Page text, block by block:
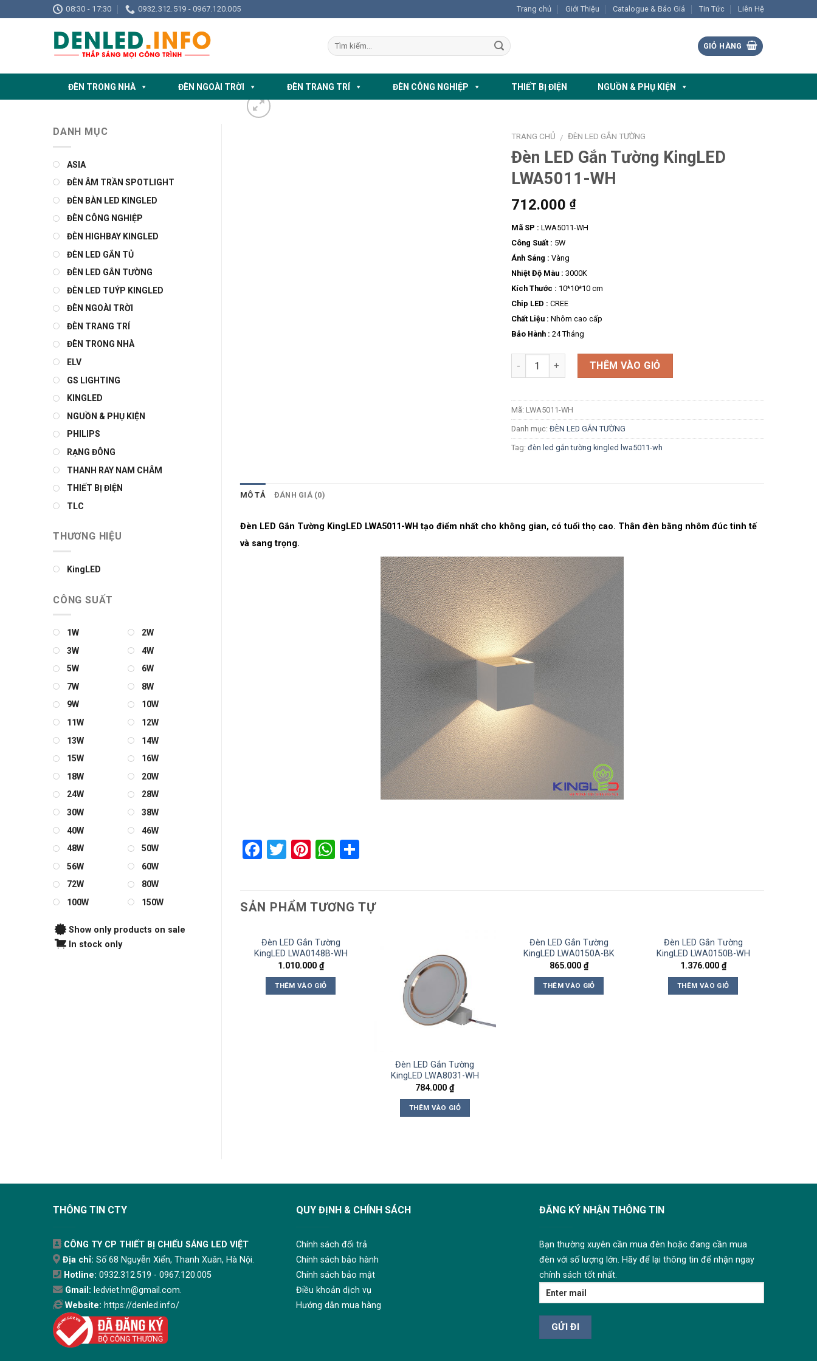
to
08:30 - 17:30 0932.312.519 - 0967.120.005 Trang chủ Giới Thiệu Catalogue & Báo Giá Tin Tức Liên Hệ
GIỎ HÀNG
ĐÈN TRONG NHÀ ĐÈN NGOÀI TRỜI ĐÈN TRANG TRÍ ĐÈN CÔNG NGHIỆP THIẾT BỊ ĐIỆN NGUỒN & PHỤ KIỆN
TRANG CHỦ / ĐÈN LED GẮN TƯỜNG
Đèn LED Gắn Tường KingLED
LWA5011-WH
712.000 ₫
Mã SP : LWA5011-WH
Công Suất : 5W
Ánh Sáng : Vàng
Nhiệt Độ Màu : 3000K
Kích Thước : 10*10*10 cm
Chip LED : CREE
Chất Liệu : Nhôm cao cấp
Bảo Hành : 24 Tháng
Số lượng THÊM VÀO GIỎ
Mã: LWA5011-WH
Danh mục: ĐÈN LED GẮN TƯỜNG
Tag: đèn led gắn tường kingled lwa5011-wh
MÔ TẢ ĐÁNH GIÁ (0)
Đèn LED Gắn Tường KingLED LWA5011-WHtạo điểm nhất cho không gian, có tuổi thọ cao. Thân đèn bằng nhôm đúc tinh tế
và sang trọng.
Facebook
Twitter
Pinterest
WhatsApp
SẢN PHẨM TƯƠNG TỰ
Đèn LED Gắn Tường
KingLED LWA0148B-WH
1.010.000 ₫
THÊM VÀO GIỎ
Đèn LED Gắn Tường
KingLED LWA8031-WH
784.000₫
THÊM VÀO GIỎ
Đèn LED Gắn Tường
KingLED LWA0150A-BK
865.000₫
THÊM VÀO GIỎ
Đèn LED Gắn Tường
KingLED LWA0150B-WH
1.376.000 ₫
THÊM VÀO GIỎ
LED Gắn Tường
DANH MỤC
ASIA
ĐÈN ÂM TRẦN SPOTLIGHT
ĐÈN BÀN LED KINGLED
ĐÈN CÔNG NGHIỆP
ĐÈN HIGHBAY KINGLED
ĐÈN LED GẮN TỦ
ĐÈN LED GẮN TƯỜNG
ĐÈN LED TUÝP KINGLED
ĐÈN NGOÀI TRỜI
ĐÈN TRANG TRÍ
ĐÈN TRONG NHÀ
ELV
GS LIGHTING
KINGLED
NGUỒN & PHỤ KIỆN
PHILIPS
RẠNG ĐÔNG
THANH RAY NAM CHÂM
THIẾT BỊ ĐIỆN
TLC
THƯƠNG HIỆU
KingLED
CÔNG SUẤT
1W
2W
3W
4W
5W
6W
7W
8W
9W
10W
11W
12W
13W
14W
15W
16W
18W
20W
24W
28W
30W
38W
40W
46W
48W
50W
56W
60W
72W
80W
100W
150W
Show only products on sale
In stock only
THÔNG TIN CTY
CÔNG TY CP THIẾT BỊ CHIẾU SÁNG LED VIỆT
Địa chỉ: Số 68 Nguyễn Xiển, Thanh Xuân, Hà Nội.
Hotline: 0932.312.519 - 0967.120.005
Gmail: ledviet.hn@gmail.com.
Website: https://denled.info/
QUY ĐỊNH & CHÍNH SÁCH
Chính sách đổi trả
Chính sách bảo hành
Chính sách bảo mật
Điều khoản dịch vụ
Hướng dẫn mua hàng
ĐĂNG KÝ NHẬN THÔNG TIN
Bạn thường xuyên cần mua đèn hoặc đang cần mua
đèn với số lượng lớn. Hãy để lại thông tin để nhận ngay
chính sách tốt nhất.